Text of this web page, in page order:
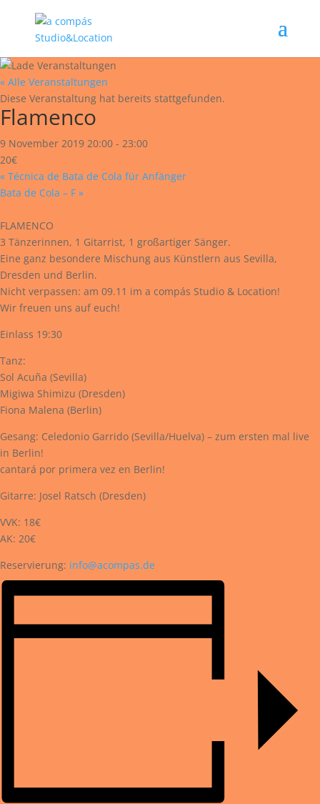
« Alle Veranstaltungen
Diese Veranstaltung hat bereits stattgefunden.
Flamenco
9 November 2019 20:00 - 23:00
20€
« Técnica de Bata de Cola für Anfänger
Bata de Cola – F »
FLAMENCO
3 Tänzerinnen, 1 Gitarrist, 1 großartiger Sänger.
Eine ganz besondere Mischung aus Künstlern aus Sevilla,
Dresden und Berlin.
Nicht verpassen: am 09.11 im a compás Studio & Location!
Wir freuen uns auf euch!
Einlass 19:30
Tanz:
Sol Acuña (Sevilla)
Migiwa Shimizu (Dresden)
Fiona Malena (Berlin)
Gesang: Celedonio Garrido (Sevilla/Huelva) – zum ersten mal live
in Berlin!
cantará por primera vez en Berlin!
Gitarre: Josel Ratsch (Dresden)
VVK: 18€
AK: 20€
Reservierung: info@acompas.de